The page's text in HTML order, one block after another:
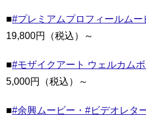
■#プレミアムプロフィールムー
19,800円（税込）～
■#モザイクアート ウェルカム
5,000円（税込）～
■#余興ムービー・#ビデオレタ